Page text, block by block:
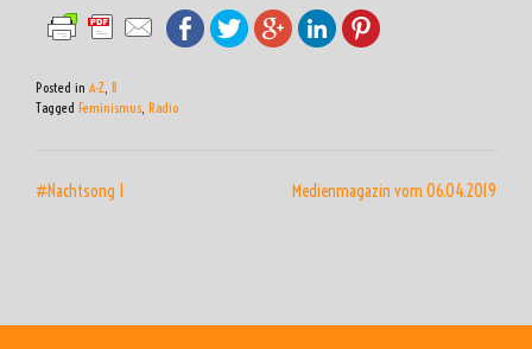
Posted in A-Z, B
Tagged Feminismus, Radio
#Nachtsong 1 Medienmagazin vom 06.04.2019